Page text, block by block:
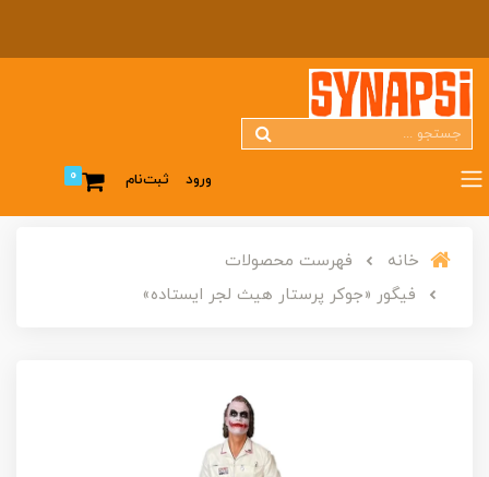
ورود ثبت‌نام 0
خانه
فهرست محصولات
فیگور «جوکر پرستار هیث لجر ایستاده»